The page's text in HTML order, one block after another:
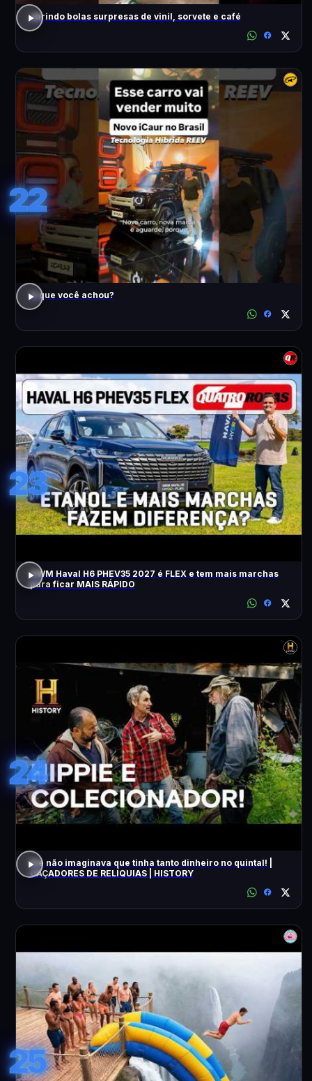
abrindo bolas surpresas de vinil, sorvete e café
22
O que você achou?
23
GWM Haval H6 PHEV35 2027 é FLEX e tem mais marchas
para ficar MAIS RÁPIDO
24
Ele não imaginava que tinha tanto dinheiro no quintal! |
CAÇADORES DE RELÍQUIAS | HISTORY
25